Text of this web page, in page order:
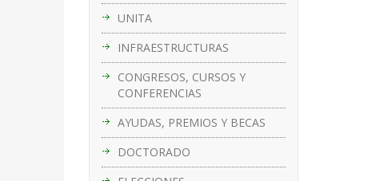
UNITA
INFRAESTRUCTURAS
CONGRESOS, CURSOS Y
CONFERENCIAS
AYUDAS, PREMIOS Y BECAS
DOCTORADO